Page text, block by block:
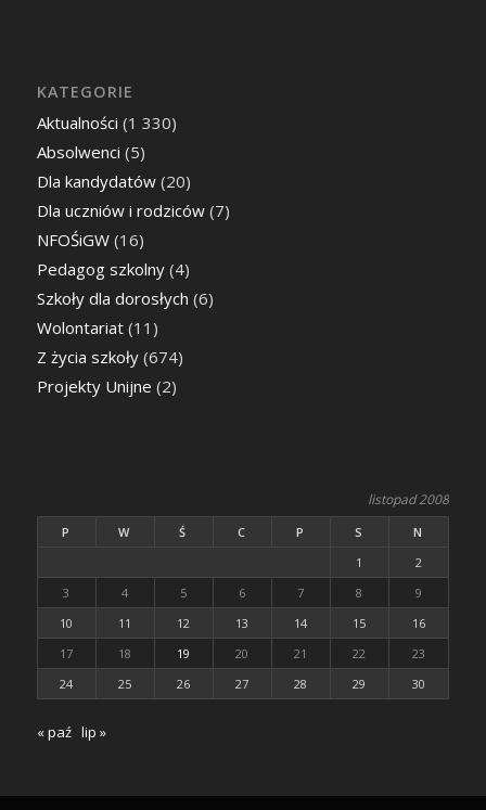
KATEGORIE
Aktualności (1 330)
Absolwenci (5)
Dla kandydatów(20)
Dla uczniów i rodziców(7)
NFOŚiGW(16)
Pedagog szkolny(4)
Szkoły dla dorosłych (6)
Wolontariat(11)
Z życia szkoły(674)
Projekty Unijne (2)
listopad 2008
P W Ś C P S
N
1
2
3
4 5 6 7 8
9
10
11 12 13 14 15
16
17
18 19 20 21 22
23
24
25 26 27 28 29 30
« paź lip »